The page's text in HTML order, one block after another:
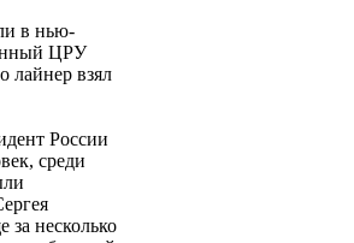
в нью-
ЦРУ
лайнер взял
России
среди
за несколько